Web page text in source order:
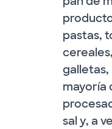
pastas,
galletas,
mayoría
sal y, a